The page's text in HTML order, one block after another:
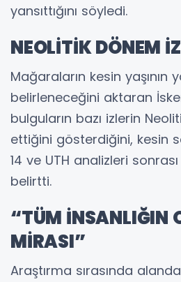
yansıttığını söyledi.
NEOLİTİK DÖNEM
Mağaraların kesin yaşının
belirleneceğini aktaran
bulguların bazı izlerin
ettiğini gösterdiğini, kesin
14 ve UTH analizleri
belirtti.
“TÜM İNSANLIĞIN
MİRASI”
Araştırma sırasında